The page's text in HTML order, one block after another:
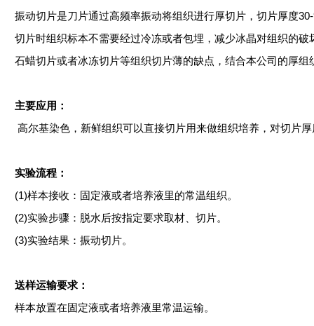
振动切片是刀片通过高频率振动将组织进行厚切片，切片厚度
切片时组织标本不需要经过冷冻或者包埋，减少冰晶对组织的
石蜡切片或者冰冻切片等组织切片薄的缺点，结合本公司的厚
主要应用：
高尔基染色，新鲜组织可以直接切片用来做组织培养，对切片
实验流程：
(1)样本接收：固定液或者培养液里的常温组织。
(2)实验步骤：脱水后按指定要求取材、切片。
(3)实验结果：振动切片。
送样运输要求：
样本放置在固定液或者培养液里常温运输。